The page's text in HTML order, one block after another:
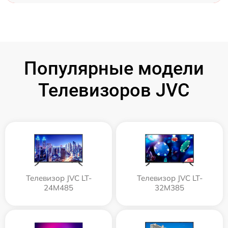
Популярные модели
Телевизоров JVC
Телевизор JVC LT-
24M485
Телевизор JVC LT-
32M385